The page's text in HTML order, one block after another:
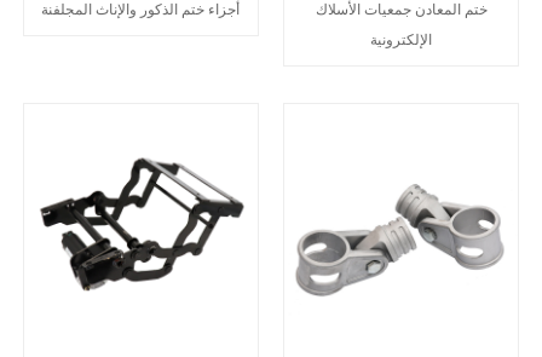
ختم المعادن جمعيات الأسلاك
الإلكترونية
أجزاء ختم الذكور والإناث المجلفنة